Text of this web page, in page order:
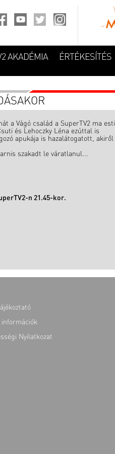
AKADÉMIA ÉRTÉKESÍTÉS
a Vágó család a SuperTV2 ma esti
és Lehoczky Léna ezúttal is
apukája is hazalátogatott, akiről
szakadt le váratlanul...
n 21.45-kor.
információk
Nyilatkozat